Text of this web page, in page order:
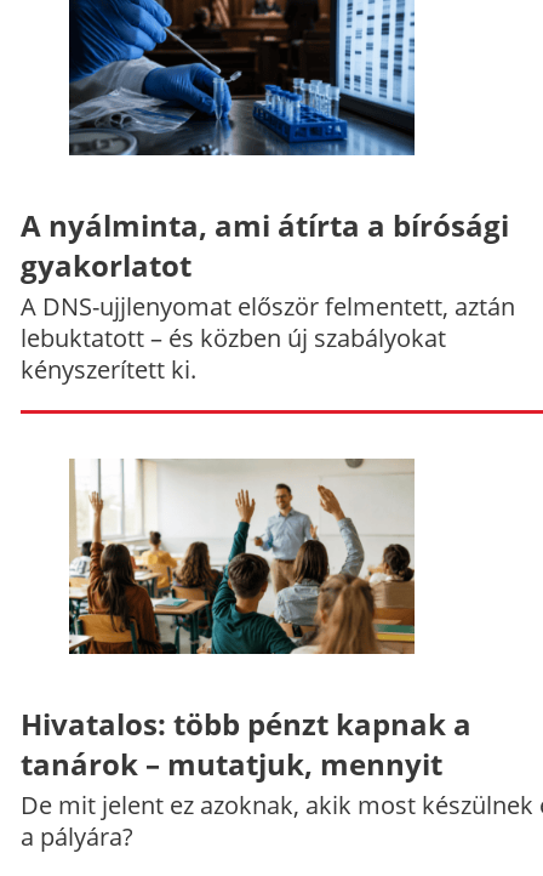
A nyálminta, ami átírta a bírósági
gyakorlatot
A DNS-ujjlenyomat először felmentett, aztán
lebuktatott – és közben új szabályokat
kényszerített ki.
Hivatalos: több pénzt kapnak a
tanárok – mutatjuk, mennyit
De mit jelent ez azoknak, akik most készülnek
a pályára?